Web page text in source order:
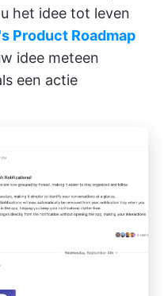
het idee tot leven
Product Roadmap
idee meteen
een actie